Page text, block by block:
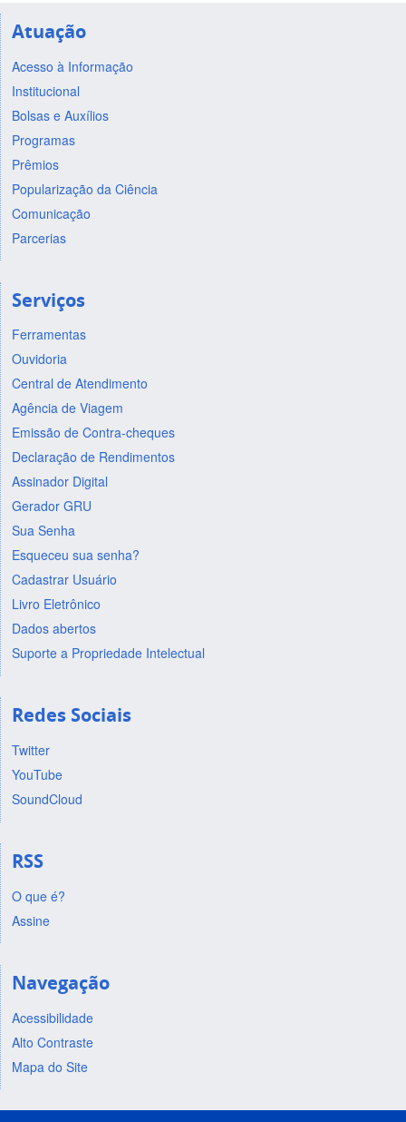
Atuação
Acesso à Informação
Institucional
Bolsas e Auxílios
Programas
Prêmios
Popularização da Ciência
Comunicação
Parcerias
Serviços
Ferramentas
Ouvidoria
Central de Atendimento
Agência de Viagem
Emissão de Contra-cheques
Declaração de Rendimentos
Assinador Digital
Gerador GRU
Sua Senha
Esqueceu sua senha?
Cadastrar Usuário
Livro Eletrônico
Dados abertos
Suporte a Propriedade Intelectual
Redes Sociais
Twitter
YouTube
SoundCloud
RSS
O que é?
Assine
Navegação
Acessibilidade
Alto Contraste
Mapa do Site